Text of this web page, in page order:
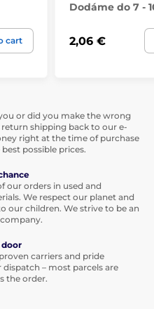
cart
Dodáme do 7 -
2,06 €
or did you make the wrong
shipping back to our e-
right at the time of purchase
possible prices.
our orders in used and
We respect our planet and
our children. We strive to be an
carriers and pride
– most parcels are
the order.